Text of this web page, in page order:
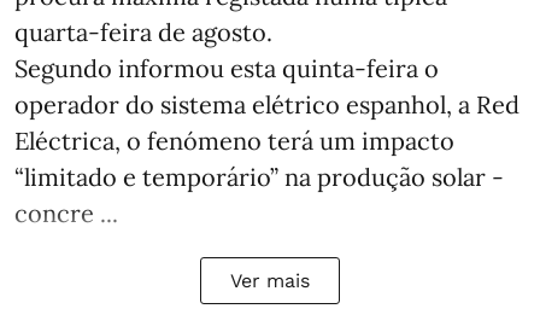
quarta-feira de agosto.
Segundo informou esta quinta-feira o
operador do sistema elétrico espanhol, a Red
Eléctrica, o fenómeno terá um impacto
“limitado e temporário” na produção solar -
concre ...
Ver mais